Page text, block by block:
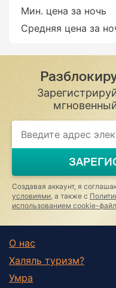
Мин. цена за ночь
Средняя цена за
Создавая аккаунт, я
условиями , а также с
использованием cookie-
О нас
Халяль туризм?
Умра